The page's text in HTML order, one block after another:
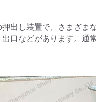
出し装置で、さまざま
口などがあります。通